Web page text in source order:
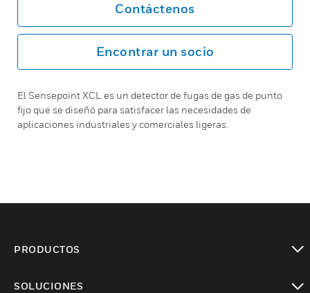
Contáctenos
Encontrar un socio
El Sensepoint XCL es un detector de fugas de gas de punto
fijo que se diseñó para satisfacer las necesidades de
aplicaciones industriales y comerciales ligeras.
PRODUCTOS
SOLUCIONES